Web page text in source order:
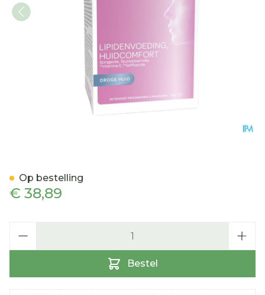
€ 38,89
Bestel
Op bestelling